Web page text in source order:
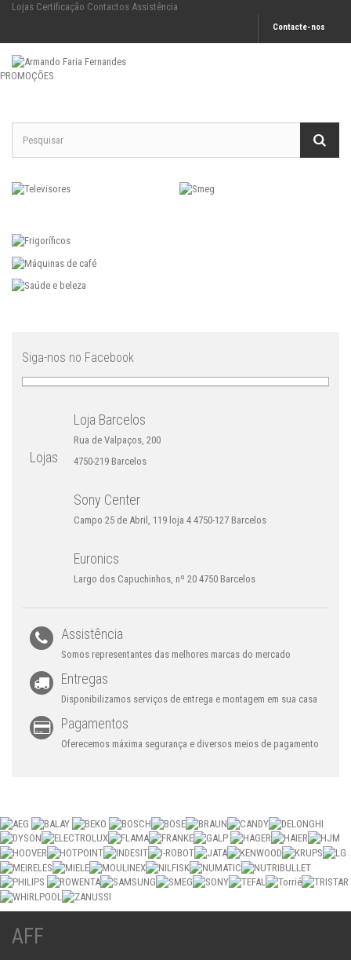
Lojas Certificação Contactos Assistência
Contacte-nos
PROMOÇÕES
Siga-nos no Facebook
Lojas
Loja Barcelos
Rua de Valpaços, 200
4750-219 Barcelos
Sony Center
Campo 25 de Abril, 119 loja 4 4750-127 Barcelos
Euronics
Largo dos Capuchinhos, nº 20 4750 Barcelos
Assistência
Somos representantes das melhores marcas do mercado
Entregas
Disponibilizamos serviços de entrega e montagem em sua casa
Pagamentos
Oferecemos máxima segurança e diversos meios de pagamento
AFF